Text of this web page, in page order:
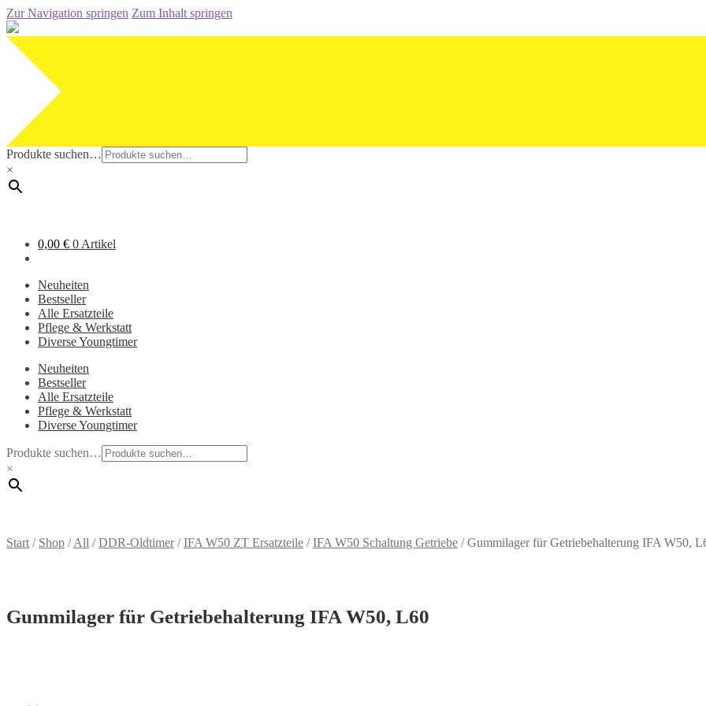
Zur Navigation springen Zum Inhalt springen
Produkte suchen…
×
0,00 € 0 Artikel
Neuheiten
Bestseller
Alle Ersatzteile
Pflege & Werkstatt
Diverse Youngtimer
Neuheiten
Bestseller
Alle Ersatzteile
Pflege & Werkstatt
Diverse Youngtimer
Produkte suchen…
×
Start / Shop /All /DDR-Oldtimer/IFA W50 ZT Ersatzteile /IFA W50 Schaltung Getriebe /Gummilager für Getriebehalterung IFA W50,
Gummilager für Getriebehalterung IFA W50, L60